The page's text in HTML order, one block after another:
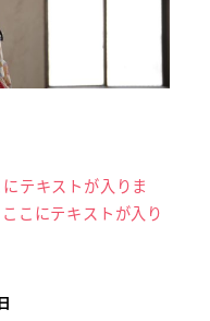
テキストが入りま
こにテキストが入り